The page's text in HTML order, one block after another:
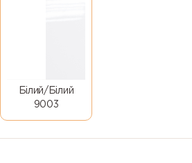
Білий/Білий
9003